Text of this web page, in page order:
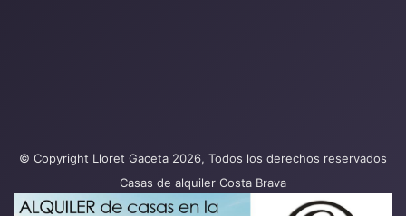
© Copyright Lloret Gaceta 2026, Todos los derechos reservados
Casas de alquiler Costa Brava